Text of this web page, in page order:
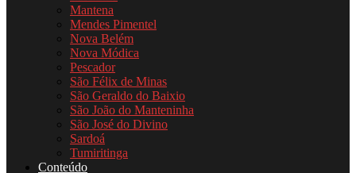
Mantena
Mendes Pimentel
Nova Belém
Nova Módica
Pescador
São Félix de Minas
São Geraldo do Baixio
São João do Manteninha
São José do Divino
Sardoá
Tumiritinga
Conteúdo